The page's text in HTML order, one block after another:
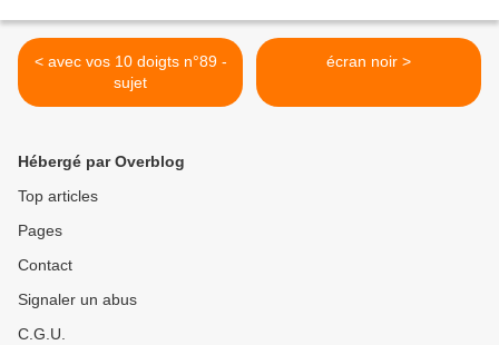
< avec vos 10 doigts n°89 -
sujet
écran noir >
Hébergé par Overblog
Top articles
Pages
Contact
Signaler un abus
C.G.U.